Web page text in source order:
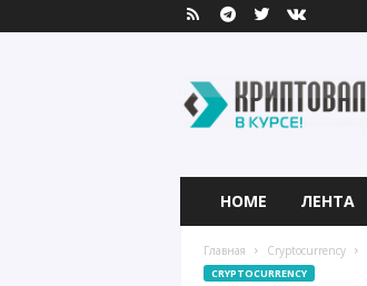
и
HOME ЛЕНТА
Главная Cryptocurrency
CRYPTOCURRENCY